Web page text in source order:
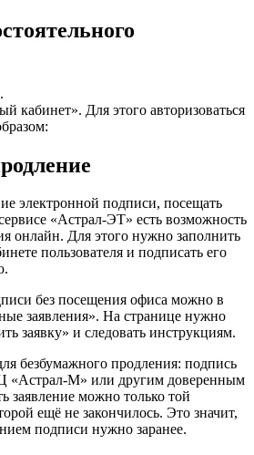
кабинет». Для этого авторизоваться
электронной подписи, посещать
«Астрал-ЭТ» есть возможность
онлайн. Для этого нужно заполнить
пользователя и подписать его
без посещения офиса можно в
заявления». На странице нужно
заявку» и следовать инструкциям.
безбумажного продления: подпись
«Астрал-М» или другим доверенным
заявление можно только той
ещё не закончилось. Это значит,
подписи нужно заранее.